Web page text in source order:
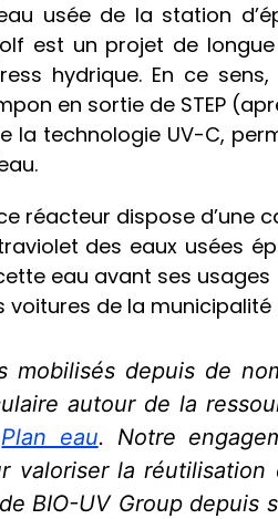
usée de la station
est un projet de
hydrique. En ce
en sortie de STEP
la technologie UV-C,
réacteur dispose d’une
des eaux usées
eau avant ses usages
voitures de la municipalité
mobilisés depuis de
autour de la
Plan eau. Notre
valoriser la
BIO-UV Group